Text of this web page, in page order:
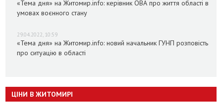
«Тема дня» на Житомир.info: керівник ОВА про життя області в
умовах воєнного стану
29.04.2022, 10:59
«Тема дня» на Житомир.info: новий начальник ГУНП розповість
про ситуацію в області
ЦІНИ В ЖИТОМИРІ